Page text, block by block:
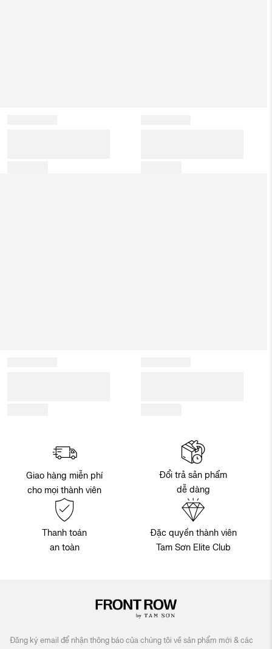
Giao hàng miễn phí
cho mọi thành viên
Đổi trả sản phẩm
dễ dàng
Thanh toán
an toàn
Đặc quyền thành viên
Tam Sơn Elite Club
Đăng ký email để nhận thông báo của chúng tôi về sản phẩm mới & các